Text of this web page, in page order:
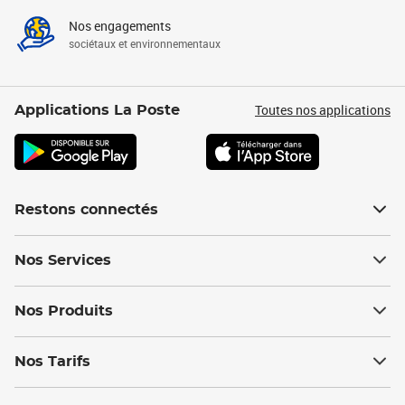
Nos engagements
sociétaux et environnementaux
Applications La Poste Toutes nos applications
Restons connectés
Nos Services
Nos Produits
Nos Tarifs